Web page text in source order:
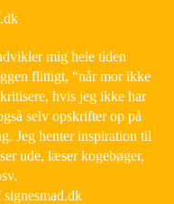
mig hele tiden
flittigt, “når mor ikke
hvis jeg ikke har
selv opskrifter op på
Jeg henter inspiration til
ude, læser kogebøger,